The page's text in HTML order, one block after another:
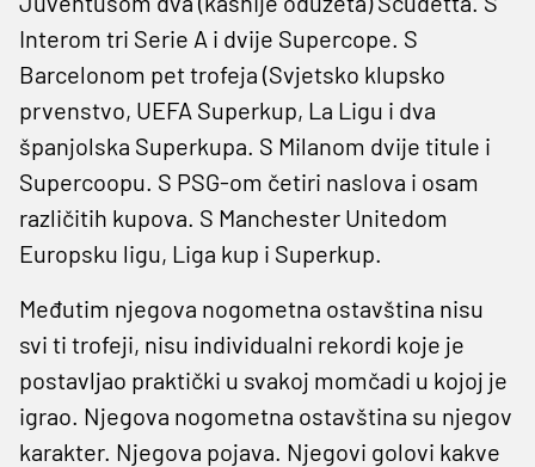
Interom tri Serie A i dvije Supercope. S
Barcelonom pet trofeja (Svjetsko klupsko
prvenstvo, UEFA Superkup, La Ligu i dva
španjolska Superkupa. S Milanom dvije titule i
Supercoopu. S PSG-om četiri naslova i osam
različitih kupova. S Manchester Unitedom
Europsku ligu, Liga kup i Superkup.
Međutim njegova nogometna ostavština nisu
svi ti trofeji, nisu individualni rekordi koje je
postavljao praktički u svakoj momčadi u kojoj je
igrao. Njegova nogometna ostavština su njegov
karakter. Njegova pojava. Njegovi golovi kakve